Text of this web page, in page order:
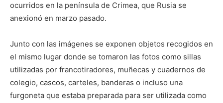
ocurridos en la península de Crimea, que Rusia se
anexionó en marzo pasado.
Junto con las imágenes se exponen objetos recogidos en
el mismo lugar donde se tomaron las fotos como sillas
utilizadas por francotiradores, muñecas y cuadernos de
colegio, cascos, carteles, banderas o incluso una
furgoneta que estaba preparada para ser utilizada como